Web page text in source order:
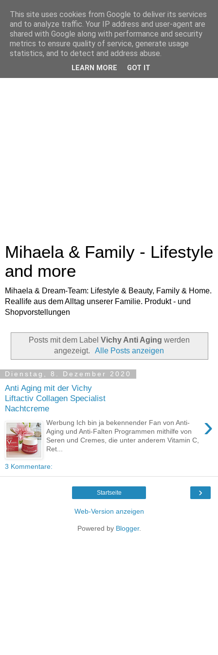
Mihaela & Family - Lifestyle
and more
Mihaela & Dream-Team: Lifestyle & Beauty, Family & Home.
Reallife aus dem Alltag unserer Familie. Produkt - und
Shopvorstellungen
Posts mit dem Label Vichy Anti Aging werden
angezeigt.
Alle Posts anzeigen
Dienstag, 8. Dezember 2020
Anti Aging mit der Vichy
Liftactiv Collagen Specialist
Nachtcreme
›
Werbung Ich bin ja bekennender Fan von Anti-
Aging und Anti-Falten Programmen mithilfe von
Seren und Cremes, die unter anderem Vitamin C,
Ret...
3 Kommentare:
›
Startseite
Web-Version anzeigen
Powered by Blogger.
This site uses cookies from Google to deliver its services
and to analyze traffic. Your IP address and user-agent are
shared with Google along with performance and security
metrics to ensure quality of service, generate usage
statistics, and to detect and address abuse.
LEARN MORE GOT IT